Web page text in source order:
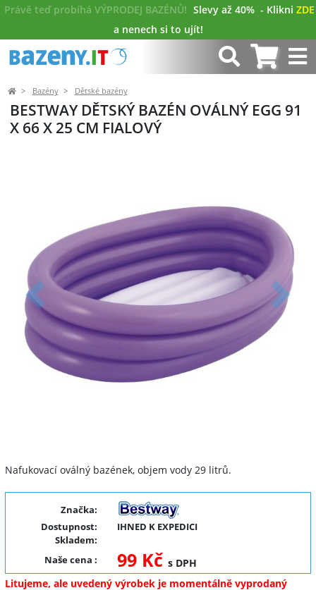
Právě teď probíhá VÝPRODEJ BAZÉNŮ! Slevy až 40% - Klikni ZDE
a nenech si to ujít!
Bazény Dětské bazény
BESTWAY DĚTSKÝ BAZÉN OVÁLNÝ EGG 91
X 66 X 25 CM FIALOVÝ
Předchozí Další
Nafukovací oválný bazének, objem vody 29 litrů.
Značka:
Dostupnost:
IHNED K EXPEDICI
Skladem:
Naše cena : 99 Kč s DPH
Litujeme, ale uvedený výrobek je momentálně vyprodaný